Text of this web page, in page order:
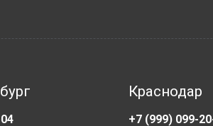
Краснодар
+7 (999) 099-